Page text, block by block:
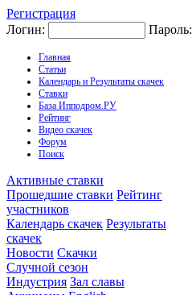
Регистрация
Логин:
Пароль:
Главная
Статьи
Календарь и Результаты скачек
Ставки
База Ипподром.РУ
Рейтинг
Видео скачек
Форум
Поиск
Активные ставки
Прошедшие ставки Рейтинг
участников
Календарь скачек Результаты
скачек
Новости Скачки
Случной сезон
Индустрия Зал славы